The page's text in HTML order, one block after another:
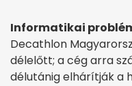
Informatikai
Decathlon
délelőtt; a cég arra
délutánig elhárítják a